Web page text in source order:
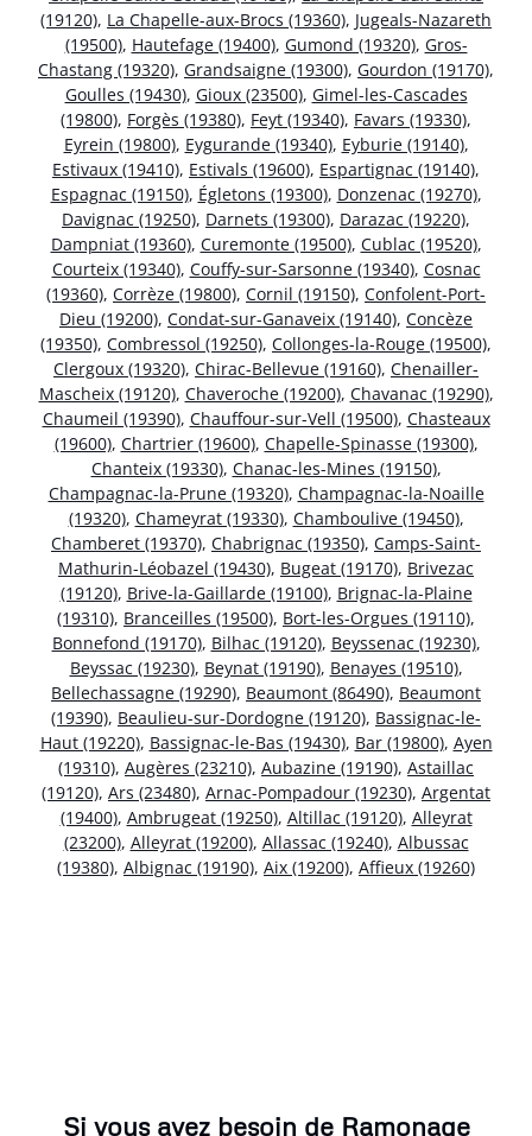
(19120), La Chapelle-aux-Brocs (19360), Jugeals-Nazareth
(19500), Hautefage (19400), Gumond (19320), Gros-
Chastang (19320), Grandsaigne (19300), Gourdon (19170),
Goulles (19430), Gioux (23500), Gimel-les-Cascades
(19800), Forgès (19380), Feyt (19340), Favars (19330),
Eyrein (19800), Eygurande (19340), Eyburie (19140),
Estivaux (19410), Estivals (19600), Espartignac (19140),
Espagnac (19150), Égletons (19300), Donzenac (19270),
Davignac (19250), Darnets (19300), Darazac (19220),
Dampniat (19360), Curemonte (19500), Cublac (19520),
Courteix (19340), Couffy-sur-Sarsonne (19340), Cosnac
(19360), Corrèze (19800), Cornil (19150), Confolent-Port-
Dieu (19200), Condat-sur-Ganaveix (19140), Concèze
(19350), Combressol (19250), Collonges-la-Rouge (19500),
Clergoux (19320), Chirac-Bellevue (19160), Chenailler-
Mascheix (19120), Chaveroche (19200), Chavanac (19290),
Chaumeil (19390), Chauffour-sur-Vell (19500), Chasteaux
(19600), Chartrier (19600), Chapelle-Spinasse (19300),
Chanteix (19330), Chanac-les-Mines (19150),
Champagnac-la-Prune (19320), Champagnac-la-Noaille
(19320), Chameyrat (19330), Chamboulive (19450),
Chamberet (19370), Chabrignac (19350), Camps-Saint-
Mathurin-Léobazel (19430), Bugeat (19170), Brivezac
(19120), Brive-la-Gaillarde (19100), Brignac-la-Plaine
(19310), Branceilles (19500), Bort-les-Orgues (19110),
Bonnefond (19170), Bilhac (19120), Beyssenac (19230),
Beyssac (19230), Beynat (19190), Benayes (19510),
Bellechassagne (19290), Beaumont (86490), Beaumont
(19390), Beaulieu-sur-Dordogne (19120), Bassignac-le-
Haut (19220), Bassignac-le-Bas (19430), Bar (19800), Ayen
(19310), Augères (23210), Aubazine (19190), Astaillac
(19120), Ars (23480), Arnac-Pompadour (19230), Argentat
(19400), Ambrugeat (19250), Altillac (19120), Alleyrat
(23200), Alleyrat (19200), Allassac (19240), Albussac
(19380), Albignac (19190), Aix (19200), Affieux (19260)
Si vous avez besoin de Ramonage